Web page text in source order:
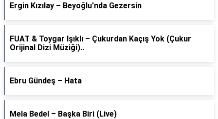
Ergin Kızılay – Beyoğlu'nda Gezersin
FUAT & Toygar Işıklı – Çukurdan Kaçış Yok (Çukur
Orijinal Dizi Müziği)..
Ebru Gündeş – Hata
Mela Bedel – Başka Biri (Live)